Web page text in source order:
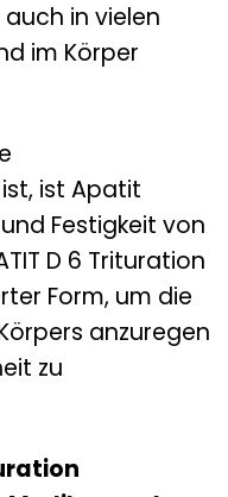
in vielen
im Körper
ist Apatit
Festigkeit von
D 6 Trituration
Form, um die
anzuregen
zu